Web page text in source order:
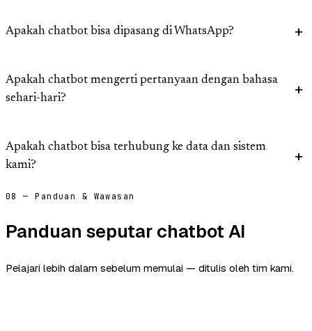
Apakah chatbot bisa dipasang di WhatsApp?
Apakah chatbot mengerti pertanyaan dengan bahasa
sehari-hari?
Apakah chatbot bisa terhubung ke data dan sistem
kami?
08 — Panduan & Wawasan
Panduan seputar chatbot AI
Pelajari lebih dalam sebelum memulai — ditulis oleh tim kami.